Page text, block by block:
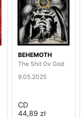
BEHEMOTH
The Shit Ov God
9.05.2025
CD
44,89 zł